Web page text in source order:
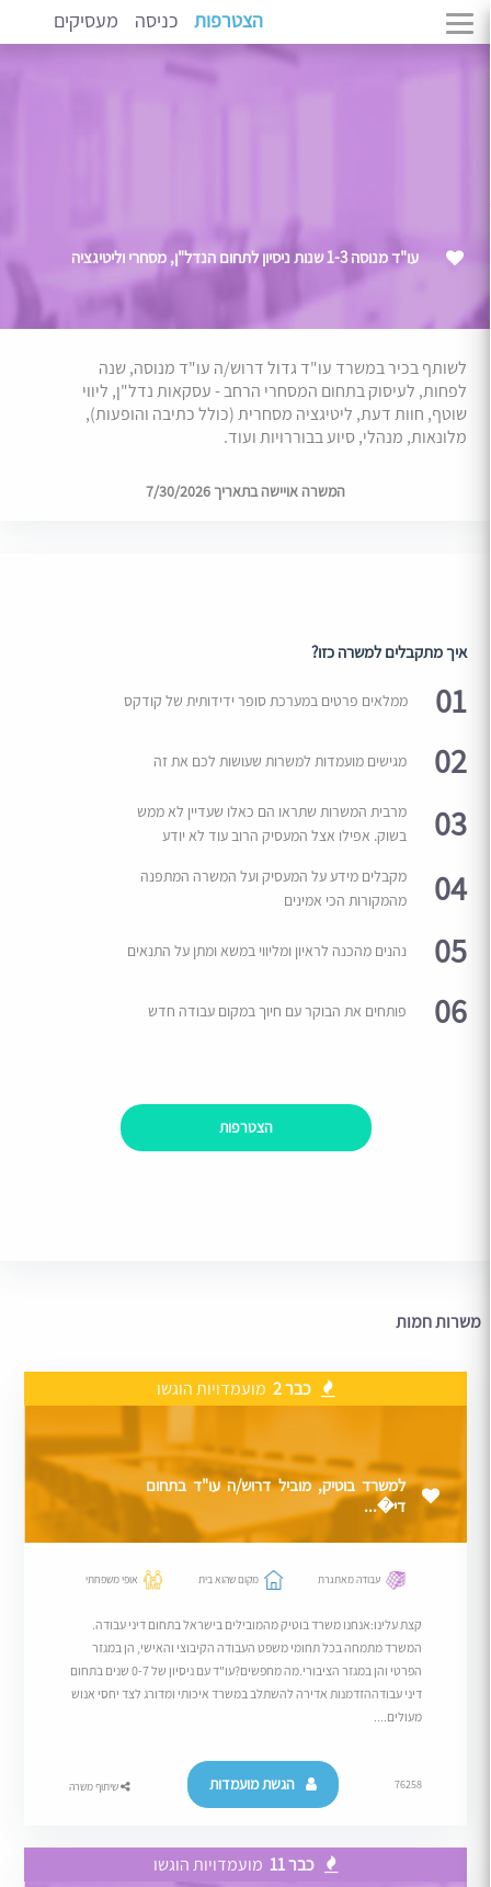
הצטרפות כניסה מעסיקים
עו"ד מנוסה 1-3 שנות ניסיון לתחום הנדל"ן, מסחרי וליטיגציה
לשותף בכיר במשרד עו"ד גדול דרוש/ה עו"ד מנוסה, שנה
לפחות, לעיסוק בתחום המסחרי הרחב - עסקאות נדל"ן, ליווי
שוטף, חוות דעת, ליטיגציה מסחרית (כולל כתיבה והופעות),
מלונאות, מנהלי, סיוע בבוררויות ועוד.
המשרה אויישה בתאריך 7/30/2026
איך מתקבלים למשרה כזו?
01 ממלאים פרטים במערכת סופר ידידותית של קודקס
02 מגישים מועמדות למשרות שעושות לכם את זה
03
מרבית המשרות שתראו הם כאלו שעדיין לא ממש
בשוק. אפילו אצל המעסיק הרוב עוד לא יודע
04
מקבלים מידע על המעסיק ועל המשרה המתפנה
מהמקורות הכי אמינים
05 נהנים מהכנה לראיון ומליווי במשא ומתן על התנאים
06 פותחים את הבוקר עם חיוך במקום עבודה חדש
הצטרפות
משרות חמות
כבר 2 מועמדויות הוגשו
למשרד בוטיק, מוביל דרוש/ה עו"ד בתחום
די�...
עבודה מאתגרת מקום שהוא בית אופי משפחתי
קצת עלינו:אנחנו משרד בוטיק מהמובילים בישראל בתחום דיני עבודה.
המשרד מתמחה בכל תחומי משפט העבודה הקיבוצי והאישי, הן במגזר
הפרטי והן במגזר הציבורי.מה מחפשים?עו"ד עם ניסיון של 0-7 שנים בתחום
דיני עבודההזדמנות אדירה להשתלב במשרד איכותי ומדורג לצד יחסי אנוש
מעולים....
76258 הגשת מועמדות שיתוף משרה
כבר 11 מועמדויות הוגשו